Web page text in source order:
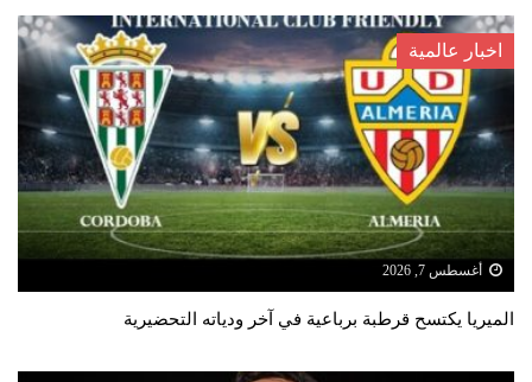
اخبار عالمية
أغسطس 7, 2026
الميريا يكتسح قرطبة برباعية في آخر ودياته التحضيرية